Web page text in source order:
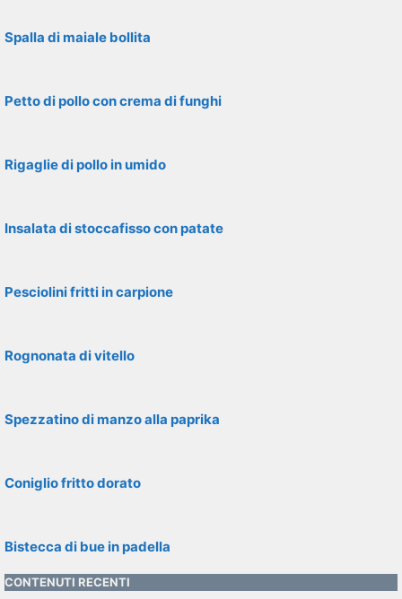
Spalla di maiale bollita
Petto di pollo con crema di funghi
Rigaglie di pollo in umido
Insalata di stoccafisso con patate
Pesciolini fritti in carpione
Rognonata di vitello
Spezzatino di manzo alla paprika
Coniglio fritto dorato
Bistecca di bue in padella
CONTENUTI RECENTI